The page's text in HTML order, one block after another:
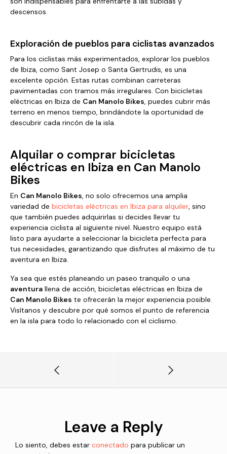
descensos.
Exploración de pueblos para ciclistas avanzados
Para los ciclistas más experimentados, explorar los pueblos
de Ibiza, como Sant Josep o Santa Gertrudis, es una
excelente opción. Estas rutas combinan carreteras
pavimentadas con tramos más irregulares. Con bicicletas
eléctricas en Ibiza de Can Manolo Bikes, puedes cubrir más
terreno en menos tiempo, brindándote la oportunidad de
descubrir cada rincón de la isla.
Alquilar o comprar bicicletas
eléctricas en Ibiza en Can Manolo
Bikes
En Can Manolo Bikes, no solo ofrecemos una amplia
variedad de bicicletas eléctricas en Ibiza para alquiler, sino
que también puedes adquirirlas si decides llevar tu
experiencia ciclista al siguiente nivel. Nuestro equipo está
listo para ayudarte a seleccionar la bicicleta perfecta para
tus necesidades, garantizando que disfrutes al máximo de tu
aventura en Ibiza.
Ya sea que estés planeando un paseo tranquilo o una
aventura llena de acción, bicicletas eléctricas en Ibiza de
Can Manolo Bikes te ofrecerán la mejor experiencia posible.
Visítanos y descubre por qué somos el punto de referencia
en la isla para todo lo relacionado con el ciclismo.
Leave a Reply
Lo siento, debes estar conectado para publicar un